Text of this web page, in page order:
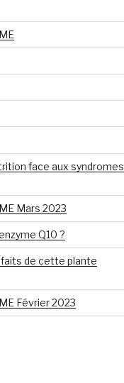
face aux syndromes
Mars 2023
Q10 ?
de cette plante
Février 2023